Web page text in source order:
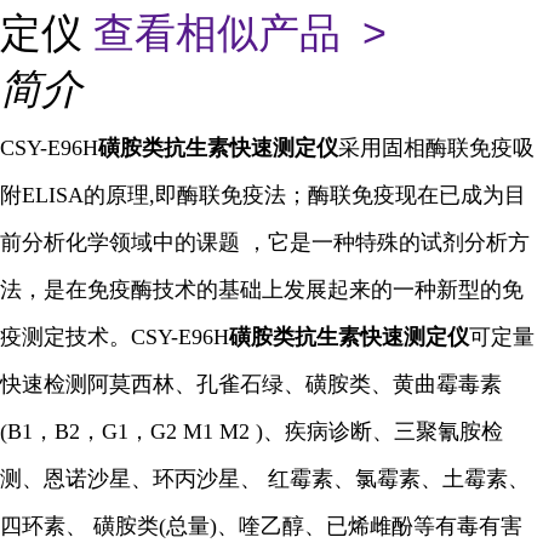
定仪 查看相似产品 >
简介
CSY-E96H磺胺类抗生素快速测定仪采用固相酶联免疫吸
附ELISA的原理,即酶联免疫法；酶联免疫现在已成为目
前分析化学领域中的课题 ，它是一种特殊的试剂分析方
法，是在免疫酶技术的基础上发展起来的一种新型的免
疫测定技术。 CSY-E96H磺胺类抗生素快速测定仪可定量
快速检测阿莫西林、孔雀石绿、磺胺类、黄曲霉毒素
(B1，B2，G1，G2 M1 M2 )、疾病诊断、三聚氰胺检
测、恩诺沙星、环丙沙星、 红霉素、氯霉素、土霉素、
四环素、 磺胺类(总量)、喹乙醇、已烯雌酚等有毒有害